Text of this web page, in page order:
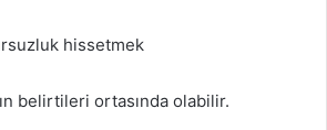
hissetmek
belirtileri ortasında olabilir.